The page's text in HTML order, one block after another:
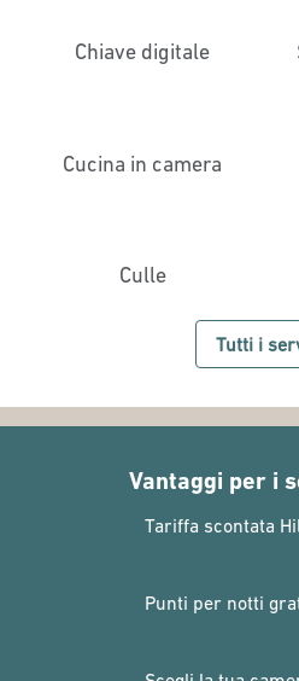
Chiave digitale
Cucina in camera
Culle
Tutti i
Vantaggi per i
Tariffa scontata
Punti per notti